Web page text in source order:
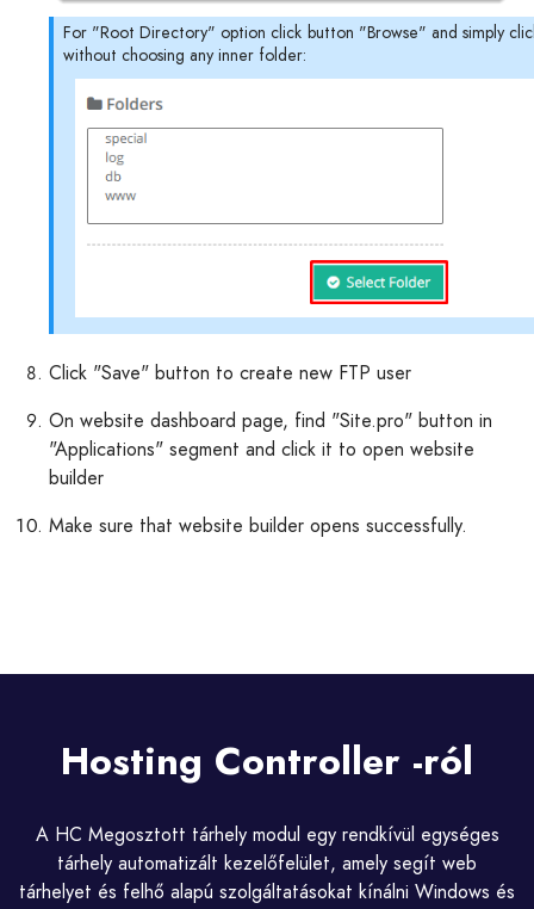
For "Root Directory" option click button "Browse" and simply
without choosing any inner folder:
Click "Save" button to create new FTP user
On website dashboard page, find "Site.pro" button in
"Applications" segment and click it to open website
builder
Make sure that website builder opens successfully.
Hosting Controller -ról
A HC Megosztott tárhely modul egy rendkívül egységes
tárhely automatizált kezelőfelület, amely segít web
tárhelyet és felhő alapú szolgáltatásokat kínálni Windows és